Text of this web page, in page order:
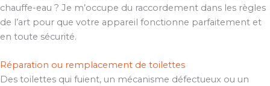
chauffe-eau ? Je m’occupe du raccordement dans les règles
de l’art pour que votre appareil fonctionne parfaitement et
en toute sécurité.
Réparation ou remplacement de toilettes
Des toilettes qui fuient, un mécanisme défectueux ou un